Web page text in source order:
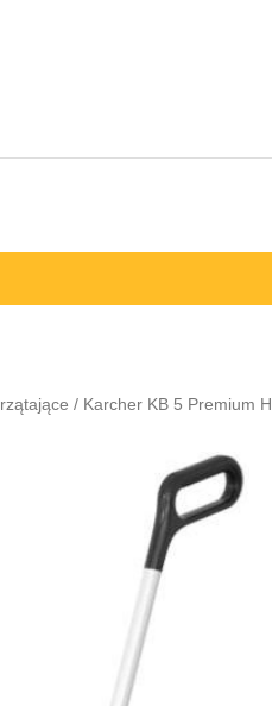
/ Karcher KB 5 Premium